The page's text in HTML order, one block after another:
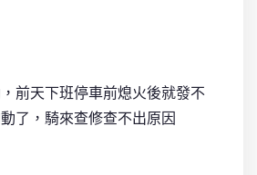
前天下班停車前熄火後就發不
了，騎來查修查不出原因